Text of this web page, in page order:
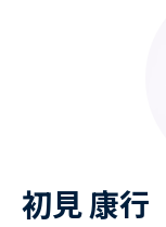
初見 康行